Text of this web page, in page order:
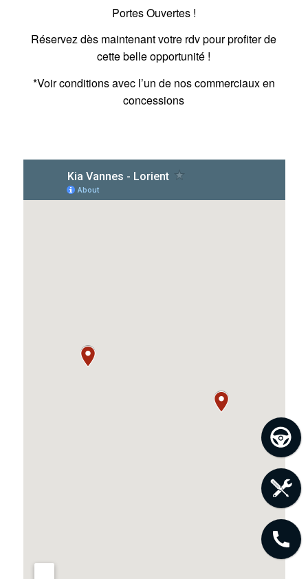
Portes Ouvertes !
Réservez dès maintenant votre rdv pour profiter de
cette belle opportunité !
*Voir conditions avec l’un de nos commerciaux en
concessions